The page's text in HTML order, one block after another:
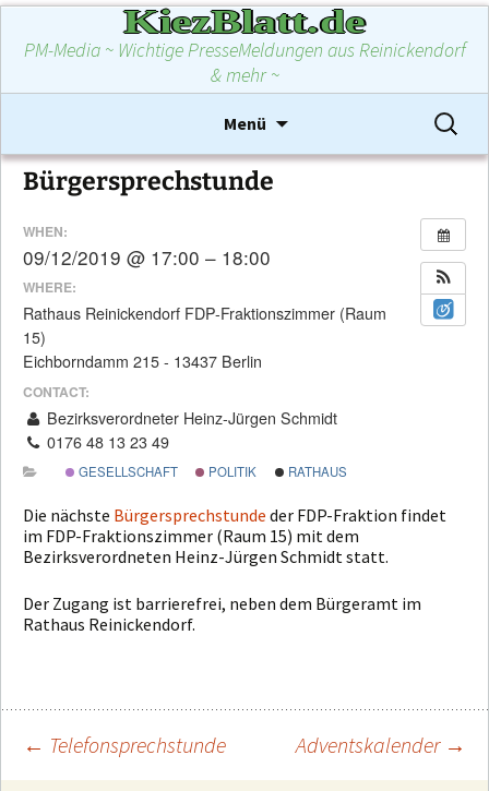
KiezBlatt.de
PM-Media ~ Wichtige PresseMeldungen aus Reinickendorf
& mehr ~
Menü
springen
Suchen
nach:
Bürgersprechstunde
WHEN:
09/12/2019 @ 17:00 – 18:00
WHERE:
Rathaus Reinickendorf FDP-Fraktionszimmer (Raum
15)
Eichborndamm 215 - 13437 Berlin
CONTACT:
Bezirksverordneter Heinz-Jürgen Schmidt
0176 48 13 23 49
GESELLSCHAFT POLITIK RATHAUS
Die nächste Bürgersprechstunde der FDP-Fraktion findet
im FDP-Fraktionszimmer (Raum 15) mit dem
Bezirksverordneten Heinz-Jürgen Schmidt statt.
Der Zugang ist barrierefrei, neben dem Bürgeramt im
Rathaus Reinickendorf.
← Telefonsprechstunde Adventskalender →